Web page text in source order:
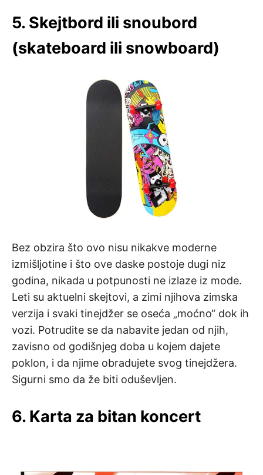
5. Skejtbord ili snoubord
(skateboard ili snowboard)
Bez obzira što ovo nisu nikakve moderne
izmišljotine i što ove daske postoje dugi niz
godina, nikada u potpunosti ne izlaze iz mode.
Leti su aktuelni skejtovi, a zimi njihova zimska
verzija i svaki tinejdžer se oseća „moćno“ dok ih
vozi. Potrudite se da nabavite jedan od njih,
zavisno od godišnjeg doba u kojem dajete
poklon, i da njime obradujete svog tinejdžera.
Sigurni smo da že biti oduševljen.
6. Karta za bitan koncert